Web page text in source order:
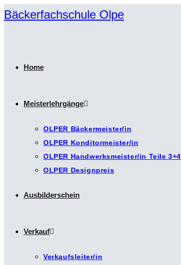
Zum
Bäckerfachschule Olpe
Home
Meisterlehrgänge
OLPER Bäckermeister/in
OLPER Konditormeister/in
OLPER Handwerksmeister/in Teile 3+4
OLPER Designpreis
Ausbilderschein
Verkauf
Verkaufsleiter/in